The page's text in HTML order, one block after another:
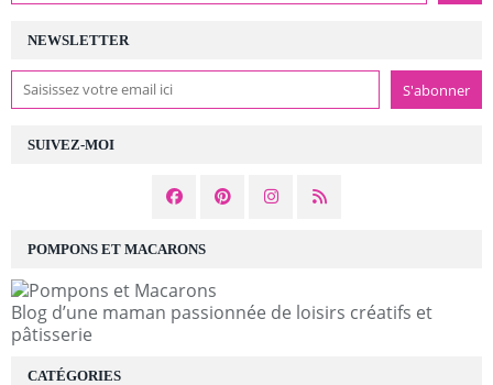
NEWSLETTER
SUIVEZ-MOI
POMPONS ET MACARONS
Blog d’une maman passionnée de loisirs créatifs et
pâtisserie
CATÉGORIES